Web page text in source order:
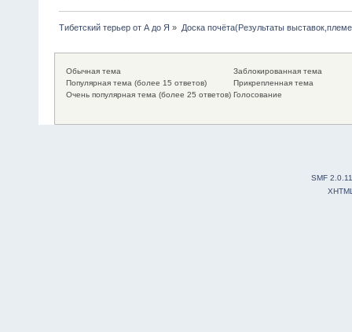
Тибетский терьер от А до Я » Доска почёта(Результаты
Обычная тема
Популярная тема (более 15 ответов)
Очень популярная тема (более 25 ответов)
Заблокированная тема
Прикрепленная тема
Голосование
SMF 2.0.11